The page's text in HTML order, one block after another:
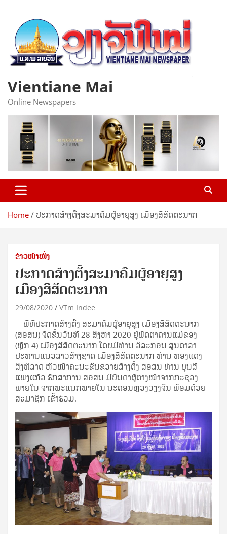
content
Vientiane Mai
Online Newspapers
Home ປະກາດສ້າງຕັ້ງສະມາຄົມຜູ້ອາຍຸສູງ ເມືອງສີສັດຕະນາກ
ຂ່າວໜ້າໜຶ່ງ
ປະກາດສ້າງຕັ້ງສະມາຄົມຜູ້ອາຍຸສູງ
ເມືອງສີສັດຕະນາກ
29/08/2020 VTm Indee
ພິທີປະກາດສ້າງຕັ້ງ ສະມາຄົມຜູ້ອາຍຸສູງ ເມືອງສີສັດຕະນາກ
(ສອສນ) ຈັດຂຶ້ນວັນທີ 28 ສິງຫາ 2020 ຢູ່ພັດຕາຄານແມ່ຂອງ
(ຫຼັກ 4) ເມືອງສີສັດຕະນາກ ໂດຍມີທ່ານ ວິລະກອນ ສູນດາລາ
ປະທານແນວລາວສ້າງຊາດ ເມືອງສີສັດຕະນາກ ທ່ານ ທອງແດງ
ສິງທິລາດ ຫົວໜ້າຄະນະຂົນຂວາຍສ້າງຕັ້ງ ສອສນ ທ່ານ ບຸນສີ
ແພງແກ້ວ ຮັກສາການ ສອສນ ມີບັນດາຜູ້ຕາງໜ້າຈາກກະຊວງ
ພາຍໃນ ຈາກພະແນກພາຍໃນ ນະຄອນຫຼວງວຽງຈັນ ພ້ອມດ້ວຍ
ສະມາຊິກ ເຂົ້າຮ່ວມ.